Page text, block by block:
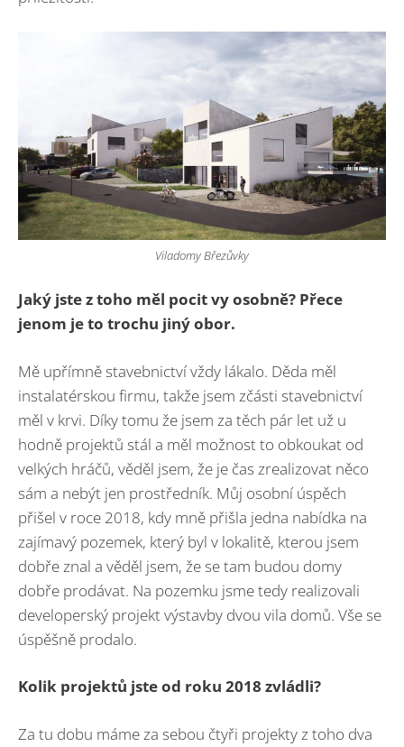
Viladomy Březůvky
Jaký jste z toho měl pocit vy osobně? Přece
jenom je to trochu jiný obor.
Mě upřímně stavebnictví vždy lákalo. Děda měl
instalatérskou firmu, takže jsem zčásti stavebnictví
měl v krvi. Díky tomu že jsem za těch pár let už u
hodně projektů stál a měl možnost to obkoukat od
velkých hráčů, věděl jsem, že je čas zrealizovat něco
sám a nebýt jen prostředník. Můj osobní úspěch
přišel v roce 2018, kdy mně přišla jedna nabídka na
zajímavý pozemek, který byl v lokalitě, kterou jsem
dobře znal a věděl jsem, že se tam budou domy
dobře prodávat. Na pozemku jsme tedy realizovali
developerský projekt výstavby dvou vila domů. Vše se
úspěšně prodalo.
Kolik projektů jste od roku 2018 zvládli?
Za tu dobu máme za sebou čtyři projekty z toho dva